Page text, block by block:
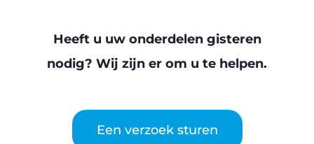
Heeft u uw onderdelen gisteren
nodig? Wij zijn er om u te helpen.
Een verzoek sturen